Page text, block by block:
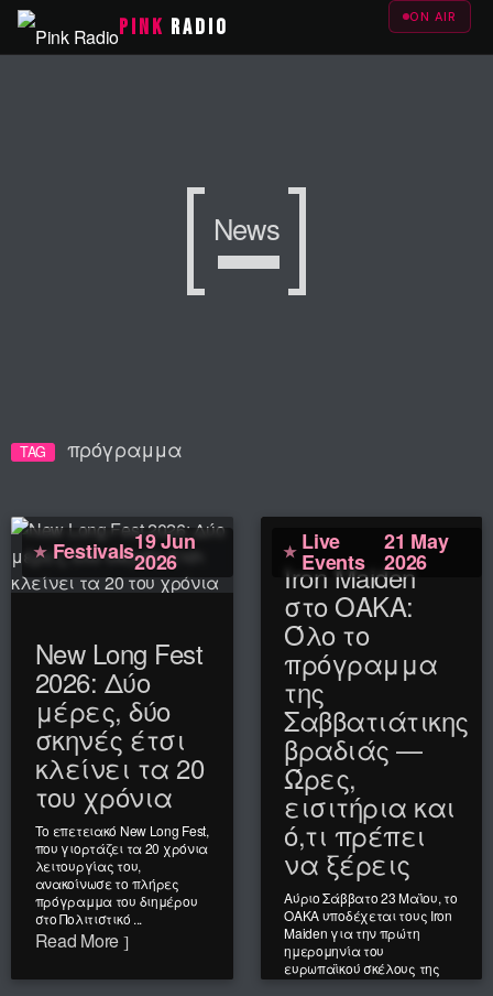
PINK RADIO ON AIR
News
TAG πρόγραμμα
Festivals19 Jun
2026
New Long Fest
2026: Δύο
μέρες, δύο
σκηνές έτσι
κλείνει τα 20
του χρόνια
Το επετειακό New Long Fest,
που γιορτάζει τα 20 χρόνια
λειτουργίας του,
ανακοίνωσε το πλήρες
πρόγραμμα του διημέρου
στο Πολιτιστικό ...
Read More
Live
Events
21 May
2026
Iron Maiden
στο ΟΑΚΑ:
Όλο το
πρόγραμμα
της
Σαββατιάτικης
βραδιάς —
Ώρες,
εισιτήρια και
ό,τι πρέπει
να ξέρεις
Αύριο Σάββατο 23 Μαΐου, το
ΟΑΚΑ υποδέχεται τους Iron
Maiden για την πρώτη
ημερομηνία του
ευρωπαϊκού σκέλους της
«Run For ...